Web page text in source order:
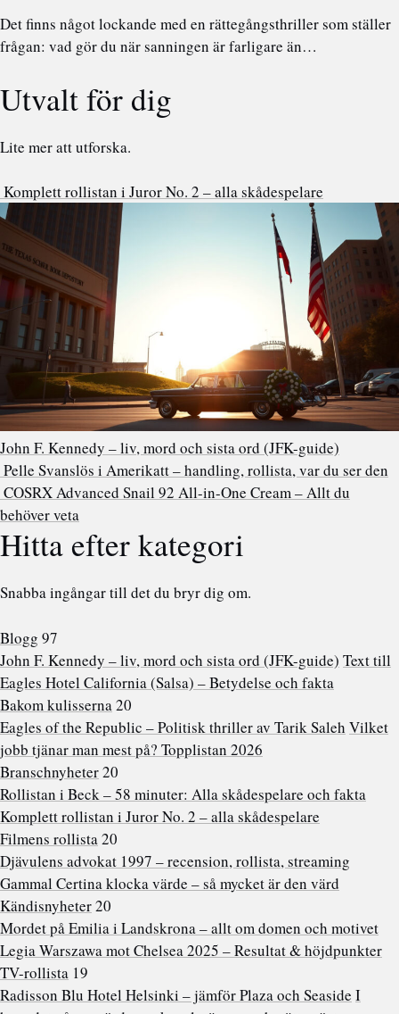
Det finns något lockande med en rättegångsthriller som ställer
frågan: vad gör du när sanningen är farligare än…
Utvalt för dig
Lite mer att utforska.
Komplett rollistan i Juror No. 2 – alla skådespelare
John F. Kennedy – liv, mord och sista ord (JFK-guide)
Pelle Svanslös i Amerikatt – handling, rollista, var du ser den
COSRX Advanced Snail 92 All-in-One Cream – Allt du
behöver veta
Hitta efter kategori
Snabba ingångar till det du bryr dig om.
Blogg 97
John F. Kennedy – liv, mord och sista ord (JFK-guide) Text till
Eagles Hotel California (Salsa) – Betydelse och fakta
Bakom kulisserna20
Eagles of the Republic – Politisk thriller av Tarik Saleh Vilket
jobb tjänar man mest på? Topplistan 2026
Branschnyheter20
Rollistan i Beck – 58 minuter: Alla skådespelare och fakta
Komplett rollistan i Juror No. 2 – alla skådespelare
Filmens rollista20
Djävulens advokat 1997 – recension, rollista, streaming
Gammal Certina klocka värde – så mycket är den värd
Kändisnyheter20
Mordet på Emilia i Landskrona – allt om domen och motivet
Legia Warszawa mot Chelsea 2025 – Resultat & höjdpunkter
TV-rollista 19
Radisson Blu Hotel Helsinki – jämför Plaza och Seaside I